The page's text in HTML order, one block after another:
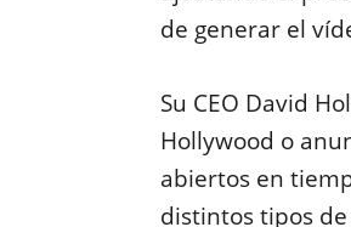
de generar el
Su CEO David
Hollywood o
abiertos en
distintos tipos